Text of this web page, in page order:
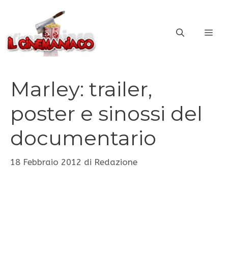
contenuto
Marley: trailer,
poster e sinossi del
documentario
18 Febbraio 2012 di Redazione